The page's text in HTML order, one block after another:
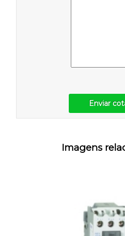
Enviar
Imagens